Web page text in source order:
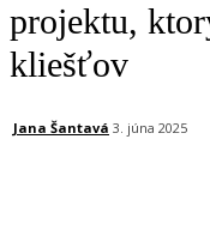
projektu,
kliešťov
Jana Šantavá 3. júna 2025